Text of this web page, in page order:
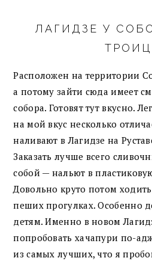
ЛАГИДЗЕ У
Расположен на территории
а потому зайти сюда имеет
собора. Готовят тут вкусно.
на мой вкус несколько
наливают в Лагидзе на
Заказать лучше всего
собой — нальют в
Довольно круто потом
пеших прогулках. Особенно
детям. Именно в новом
попробовать хачапури по-
из самых лучших, что я